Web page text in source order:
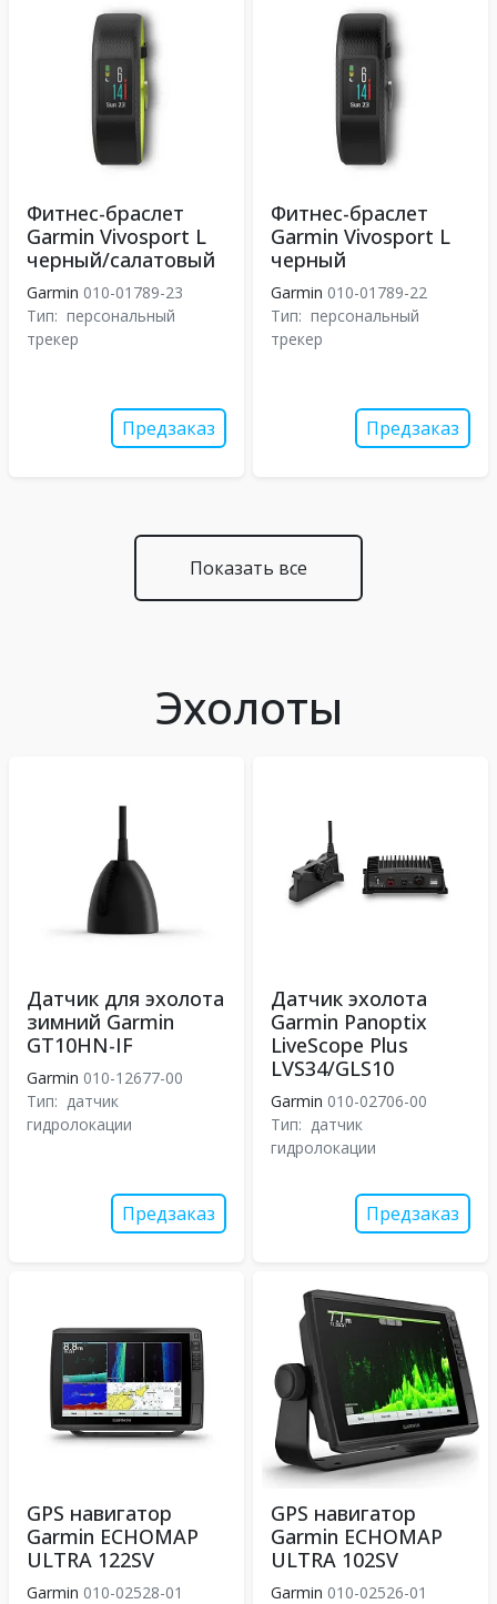
Фитнес-браслет
Garmin Vivosport L
черный/салатовый
Garmin 010-01789-23
Тип: персональный
трекер
Предзаказ
Фитнес-браслет
Garmin Vivosport L
черный
Garmin 010-01789-22
Тип: персональный
трекер
Предзаказ
Показать все
Эхолоты
Датчик для эхолота
зимний Garmin
GT10HN-IF
Garmin 010-12677-00
Тип: датчик
гидролокации
Предзаказ
Датчик эхолота
Garmin Panoptix
LiveScope Plus
LVS34/GLS10
Garmin 010-02706-00
Тип: датчик
гидролокации
Предзаказ
GPS навигатор
Garmin ECHOMAP
ULTRA 122SV
Garmin 010-02528-01
GPS навигатор
Garmin ECHOMAP
ULTRA 102SV
Garmin 010-02526-01